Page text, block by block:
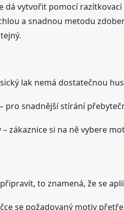
dá vytvořit pomocí
a snadnou metodu
lak nemá dostatečnou
pro snadnější stírání
zákaznice si na ně vybere
to znamená, že se
se požadovaný motiv